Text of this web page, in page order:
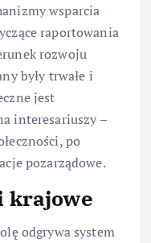
wsparcia
raportowania
rozwoju
były trwałe i
jest
interesariuszy –
po
pozarządowe.
krajowe
odgrywa system